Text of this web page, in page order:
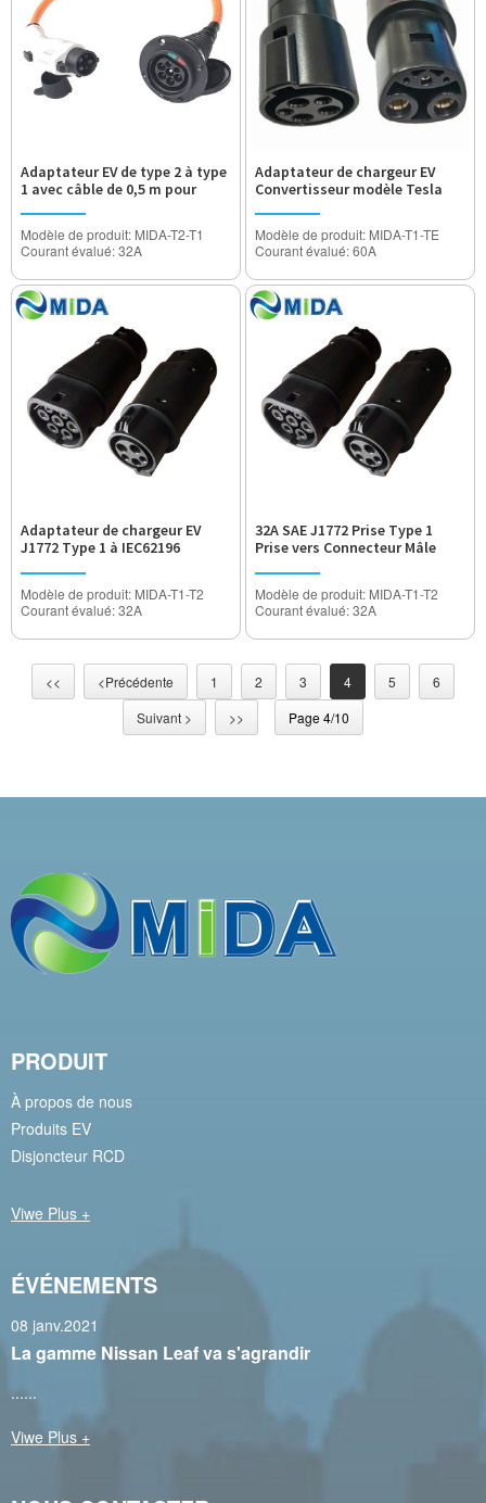
Adaptateur EV de type 2 à type
1 avec câble de 0,5 m pour
Modèle de produit: MIDA-T2-T1
Courant évalué: 32A
AC250V
Tension de tenue: 2000V
Degré étanche: IP55
Certification: approuvé CE
Adaptateur de chargeur EV
Convertisseur modèle Tesla
Modèle de produit: MIDA-T1-TE
Courant évalué: 60A
AC250V
Tension de tenue: 2000V
Degré étanche: IP55
Certification: approuvé CE
Adaptateur de chargeur EV
J1772 Type 1 à IEC62196
Modèle de produit: MIDA-T1-T2
Courant évalué: 32A
AC250V
Degré étanche: IP55
Certification: approuvé CE
32A SAE J1772 Prise Type 1
Prise vers Connecteur Mâle
Modèle de produit: MIDA-T1-T2
Courant évalué: 32A
AC250V
Degré étanche: IP55
Certification: approuvé CE
<< <Précédente 1 2 3 4 5
6
Suivant >
>> Page 4/10
PRODUIT
À propos de nous
Produits EV
Disjoncteur RCD
Viwe Plus +
ÉVÉNEMENTS
08 janv.2021
La gamme Nissan Leaf va s'agrandir
......
Viwe Plus +